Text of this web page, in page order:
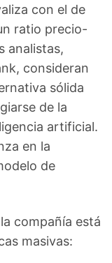
con el de
ratio precio-
analistas,
consideran
sólida
de la
artificial.
en la
de
compañía está
masivas: